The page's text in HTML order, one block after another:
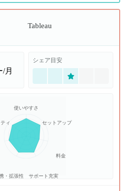
Tableau
月
シェア目安
使いやすさ
セットアップ
料金
サポート充実
・拡張性
ィ